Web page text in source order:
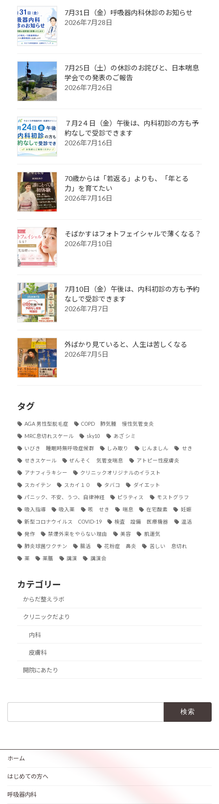
7月31日（金）呼吸器内科休診のお知らせ
2026年7月28日
7月25日（土）の休診のお詫びと、日本喘息
学会での発表のご報告
2026年7月26日
７月2４日（金）午後は、内科初診の方も予
約なしで受診できます
2026年7月16日
70歳からは「若返る」よりも、「年とる
力」を育てたい
2026年7月16日
そばかすはフォトフェイシャルで薄くなる？
2026年7月10日
7月10日（金）午後は、内科初診の方も予約
なしで受診できます
2026年7月7日
外ばかり見ていると、人生は苦しくなる
2026年7月5日
タグ
AGA 男性型脱毛症 COPD 肺気腫 慢性気管支炎
MRC息切れスケール sky10 あざ シミ
いびき 睡眠時無呼吸症候群 しみ取り じんましん せき
せきスケール ぜんそく 気管支喘息 アトピー性皮膚炎
アナフィラキシー クリニックオリジナルのイラスト
スカイテン スカイ１０ タバコ ダイエット
パニック、不安、うつ、自律神経 ピラティス モストグラフ
吸入指導 吸入薬 咳 せき 喘息 在宅酸素 妊娠
新型コロナウイルス COVID-19 検査 設備 医療機器 温活
発作 禁煙外来をやらない理由 美容 肌運気
肺炎球菌ワクチン 腸活 花粉症 鼻炎 苦しい 息切れ
薬 薬膳 講演 講演会
カテゴリー
からだ整えラボ
クリニックだより
内科
皮膚科
開院にあたり
ホーム
はじめての方へ
呼吸器内科